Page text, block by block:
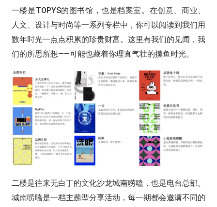
一楼是TOPYS的图书馆，也是档案室。 在创意、商业、
人文、设计与时尚等一系列专栏中，你可以阅读到我们用
数年时光一点点积累的珍贵财富。这里有我们的见闻，我
们的所思所想——可能也藏着你理直气壮的摸鱼时光。
二楼是往来无白丁的文化沙龙城南唠嗑，也是电台总部。
城南唠嗑是一档主题型分享活动，每一期都会邀请不同的